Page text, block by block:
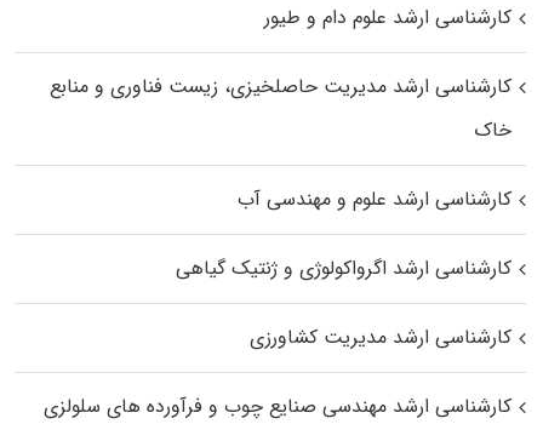
کارشناسی ارشد علوم دام و طیور
کارشناسی ارشد مدیریت حاصلخیزی، زیست فناوری و منابع
خاک
کارشناسی ارشد علوم و مهندسی آب
کارشناسی ارشد اگرواکولوژی و ژنتیک گیاهی
کارشناسی ارشد مدیریت کشاورزی
کارشناسی ارشد مهندسی صنایع چوب و فرآورده‌ های سلولزی